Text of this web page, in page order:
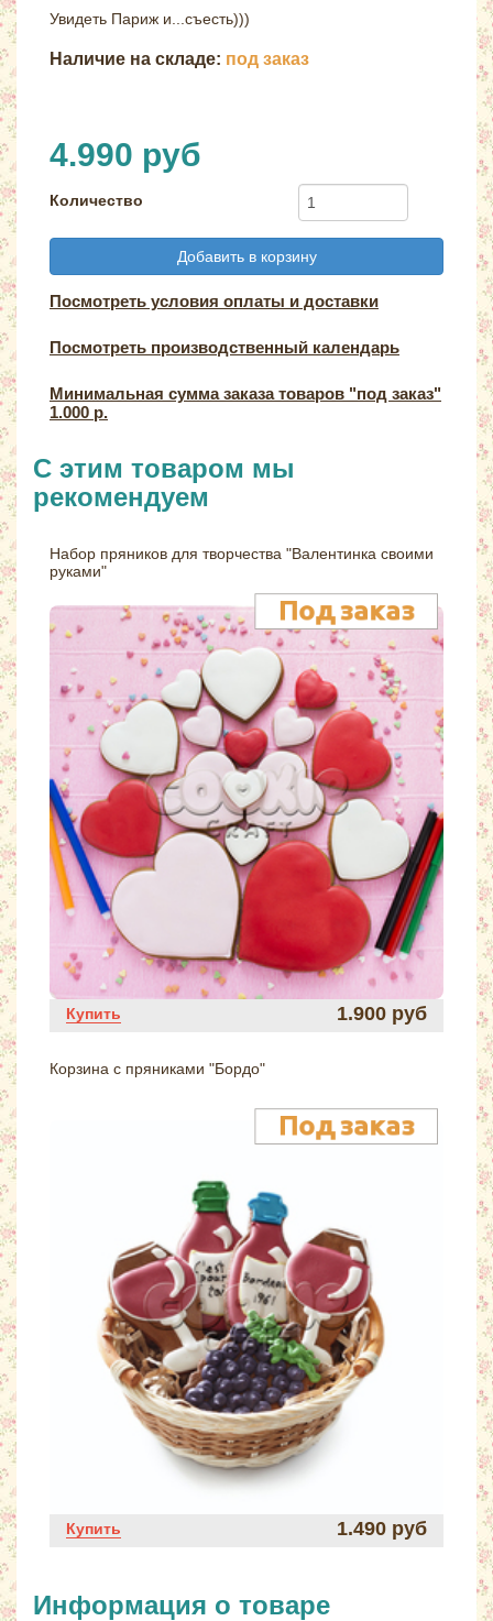
Увидеть Париж и...съесть)))
Наличие на складе: под заказ
4.990 руб
Количество
Добавить в корзину
Посмотреть условия оплаты и доставки
Посмотреть производственный календарь
Минимальная сумма заказа товаров "под заказ"
1.000 р.
С этим товаром мы
рекомендуем
Набор пряников для творчества "Валентинка своими
руками"
Купить 1.900 руб
Корзина с пряниками "Бордо"
Купить 1.490 руб
Информация о товаре